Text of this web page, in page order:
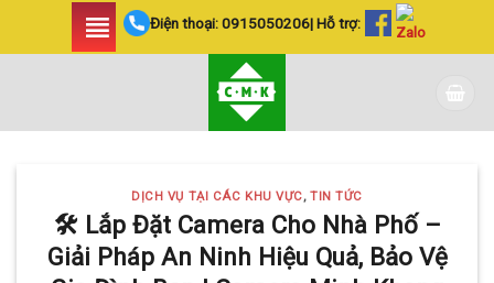
Điện thoại:0915050206| Hỗ trợ:
DỊCH VỤ TẠI CÁC KHU VỰC,TIN TỨC
🛠️ Lắp Đặt Camera Cho Nhà Phố –
Giải Pháp An Ninh Hiệu Quả, Bảo Vệ